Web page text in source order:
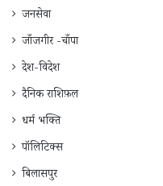
जनसेवा
जाँजगीर -चाँपा
देश-विदेश
दैनिक राशिफ़ल
धर्म भक्ति
पॉलिटिक्स
बिलासपुर